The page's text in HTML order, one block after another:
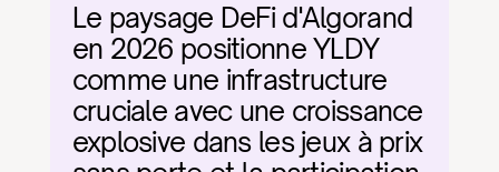
Le paysage DeFi d'Algorand
en 2026 positionne YLDY
comme une infrastructure
cruciale avec une croissance
explosive dans les jeux à prix